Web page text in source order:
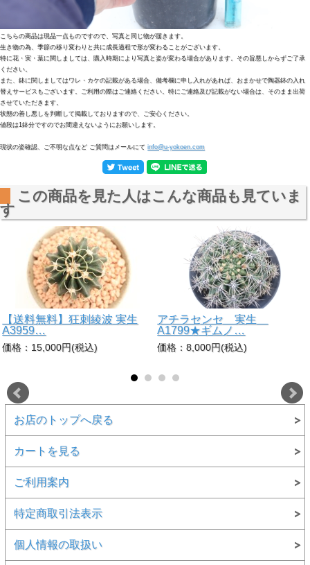
こちらの商品は現品一点ものですので、写真と同じ物が届きます。
生き物の為、季節の移り変わりと共に成長過程で形が変わることがございます。
特に花・実・葉に関しましては、購入時期により写真と姿が変わる場合があります。その旨悪しからずご了承
ください。
また、鉢に関しましてはワレ・カケの記載がある場合、備考欄に申し入れがあれば、おまかせで陶器鉢の入れ
替えサービスもございます。ご利用の際はご連絡ください。特にご連絡及び記載がない場合は、そのまま出荷
させていただきます。
状態の善し悪しを判断して掲載しておりますので、ご安心ください。
値段は1鉢分ですのでお間違えないようにお願いします。
現状の姿確認、ご不明な点など ご質問はメールにて info@u-yokoen.com
この商品を見た人はこんな商品も見ていま
す
【送料無料】狂刺綾波 実生
A3959…
価格：15,000円(税込)
アチラセンセ 実生
A1799★ギムノ…
価格：8,000円(税込)
お店のトップへ戻る
カートを見る
ご利用案内
特定商取引法表示
個人情報の取扱い